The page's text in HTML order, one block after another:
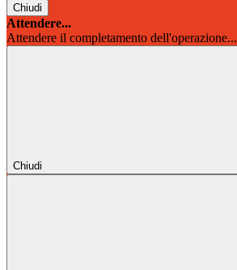
Chiudi
Attendere...
Attendere il completamento dell'operazione...
Chiudi